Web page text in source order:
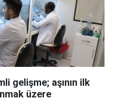
gelişme; aşının ilk
üzere